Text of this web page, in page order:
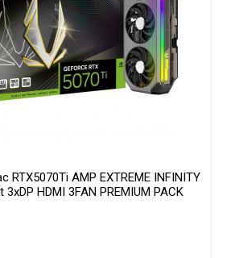
RTX5070Ti AMP EXTREME INFINITY
3xDP HDMI 3FAN PREMIUM PACK